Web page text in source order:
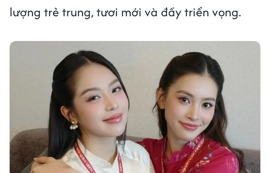
lượng trẻ trung, tươi mới và đầy triển vọng.